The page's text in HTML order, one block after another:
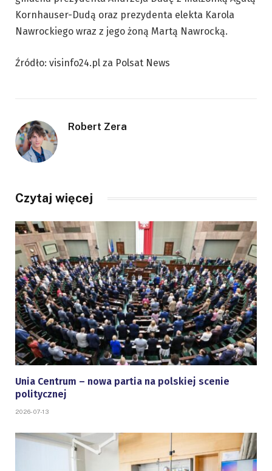
Kornhauser-Dudą oraz prezydenta elekta Karola
Nawrockiego wraz z jego żoną Martą Nawrocką.
Źródło: visinfo24.pl za Polsat News
Robert Zera
Czytaj więcej
Unia Centrum – nowa partia na polskiej scenie
politycznej
2026-07-13